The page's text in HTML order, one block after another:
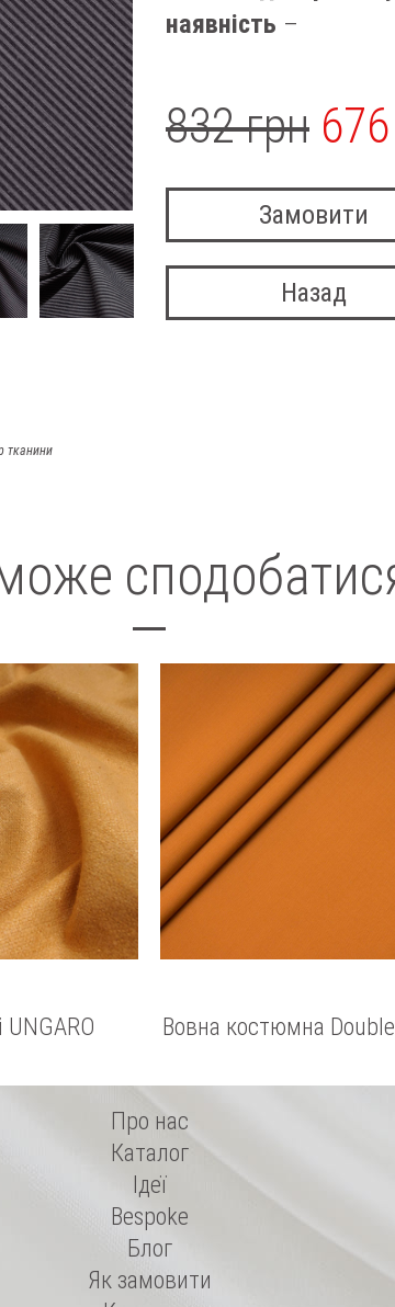
тканини
наявність –
832 грн
Замовити
Назад
Вовна костюмна
Про нас
Каталог
Ідеї
Bespoke
Блог
Як замовити